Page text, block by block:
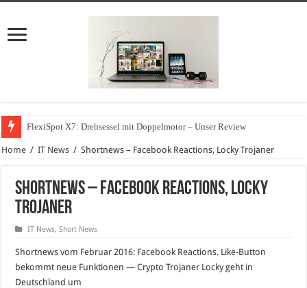
FlexiSpot X7: Drehsessel mit Doppelmotor – Unser Review
Home / IT News / Shortnews – Facebook Reactions, Locky Trojaner
Shortnews – Facebook Reactions, Locky
Trojaner
IT News,Short News
Shortnews vom Februar 2016: Facebook Reactions. Like-Button
bekommt neue Funktionen — Crypto Trojaner Locky geht in
Deutschland um